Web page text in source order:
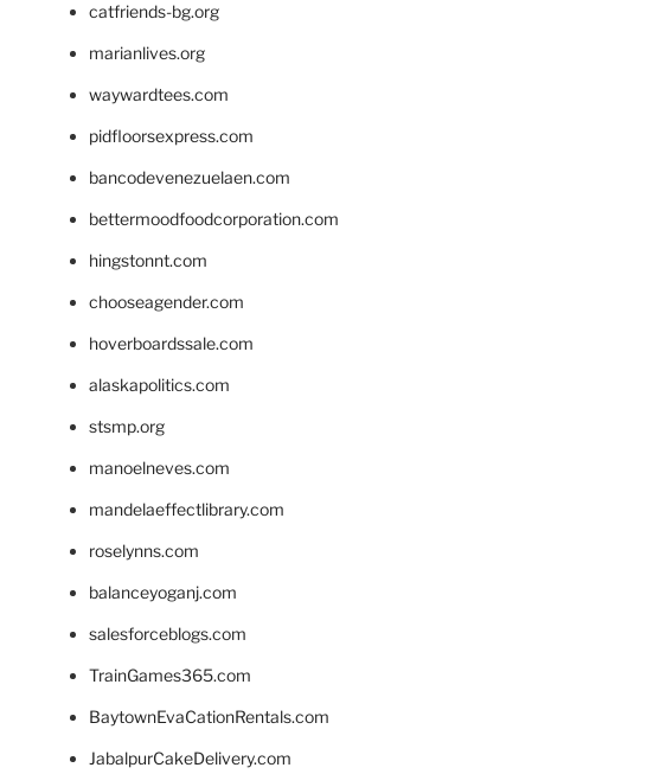
catfriends-bg.org
marianlives.org
waywardtees.com
pidfloorsexpress.com
bancodevenezuelaen.com
bettermoodfoodcorporation.com
hingstonnt.com
chooseagender.com
hoverboardssale.com
alaskapolitics.com
stsmp.org
manoelneves.com
mandelaeffectlibrary.com
roselynns.com
balanceyoganj.com
salesforceblogs.com
TrainGames365.com
BaytownEvaCationRentals.com
JabalpurCakeDelivery.com